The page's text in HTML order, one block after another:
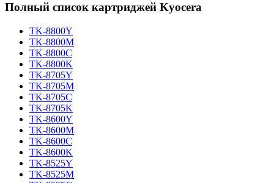
Полный список картриджей Kyocera
TK-8800Y
TK-8800M
TK-8800C
TK-8800K
TK-8705Y
TK-8705M
TK-8705C
TK-8705K
TK-8600Y
TK-8600M
TK-8600C
TK-8600K
TK-8525Y
TK-8525M